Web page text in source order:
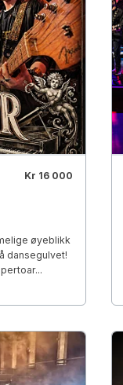
Kr 16 000
øyeblikk
dansegulvet!